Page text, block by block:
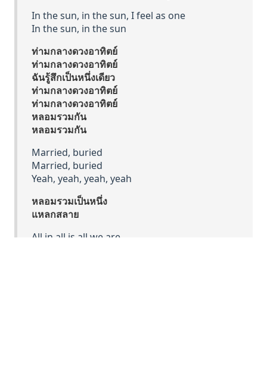
In the sun, in the sun, I feel as one
In the sun, in the sun
ท่ามกลางดวงอาทิตย์
ท่ามกลางดวงอาทิตย์
ฉันรู้สึกเป็นหนึ่งเดียว
ท่ามกลางดวงอาทิตย์
ท่ามกลางดวงอาทิตย์
หลอมรวมกัน
หลอมรวมกัน
Married, buried
Married, buried
Yeah, yeah, yeah, yeah
หลอมรวมเป็นหนึ่ง
แหลกสลาย
All in all is all we are